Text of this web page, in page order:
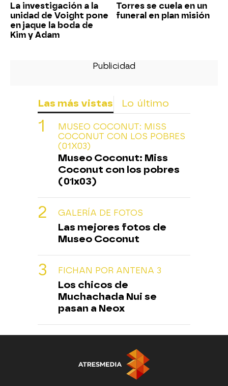
La investigación a la
unidad de Voight pone
en jaque la boda de
Kim y Adam
Torres se cuela en un
funeral en plan misión
Las más vistas Lo último
MUSEO COCONUT: MISS
COCONUT CON LOS POBRES
(01X03)
Museo Coconut: Miss
Coconut con los pobres
(01x03)
GALERÍA DE FOTOS
Las mejores fotos de
Museo Coconut
FICHAN POR ANTENA 3
Los chicos de
Muchachada Nui se
pasan a Neox